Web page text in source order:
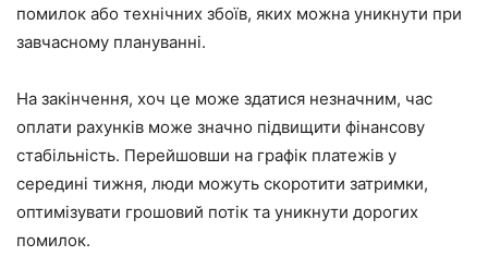
помилок або технічних збоїв, яких можна уникнути при
завчасному плануванні.
На закінчення, хоч це може здатися незначним, час
оплати рахунків може значно підвищити фінансову
стабільність. Перейшовши на графік платежів у
середині тижня, люди можуть скоротити затримки,
оптимізувати грошовий потік та уникнути дорогих
помилок.